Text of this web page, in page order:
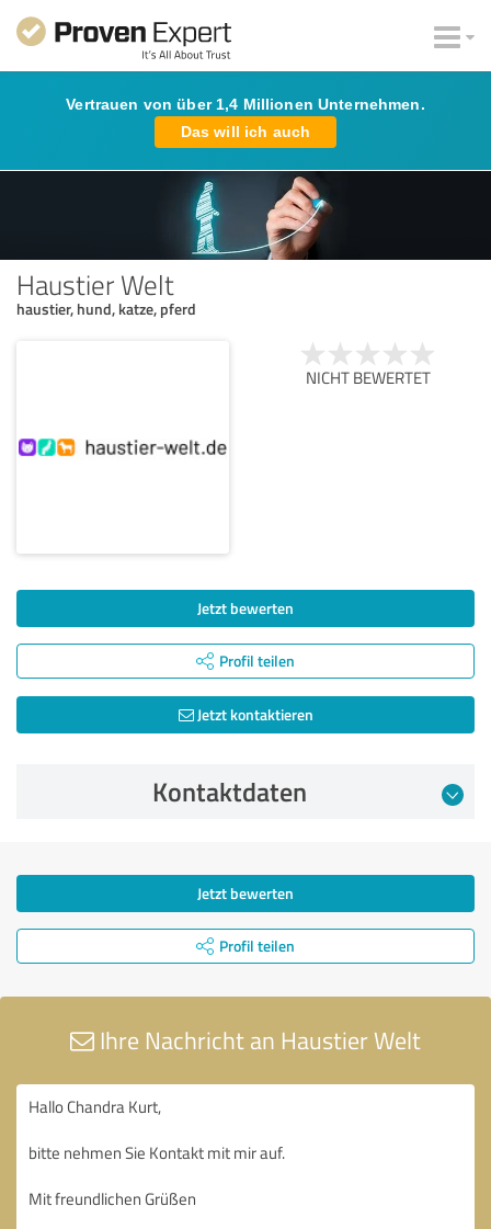
Vertrauen von über 1,4 Millionen Unternehmen.
Das will ich auch
Haustier Welt
haustier, hund, katze, pferd
NICHT BEWERTET
Jetzt bewerten
Profil teilen
Jetzt kontaktieren
Kontaktdaten
Jetzt bewerten
Profil teilen
Ihre Nachricht an Haustier Welt